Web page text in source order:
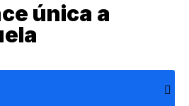
única a